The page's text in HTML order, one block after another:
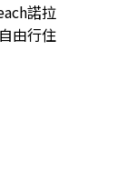
諾拉
由行住